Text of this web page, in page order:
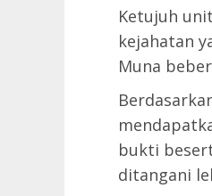
Ketujuh
kejahatan
Muna
bukti
ditangani